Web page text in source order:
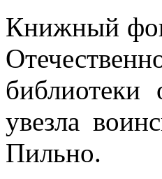
Книжный
библиотеки
увезла
Пильно.